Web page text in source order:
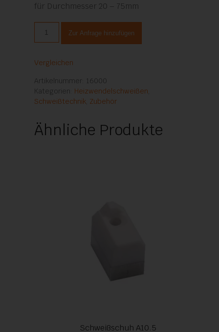
für Durchmesser 20 – 75mm
Durchmesser
–
75mm
Menge
Zur Anfrage hinzufügen
Vergleichen
Artikelnummer:
16000
Kategorien: Heizwendelschweißen
Schweißtechnik Zubehör
Ähnliche Produkte
Schweißschuh A10.5